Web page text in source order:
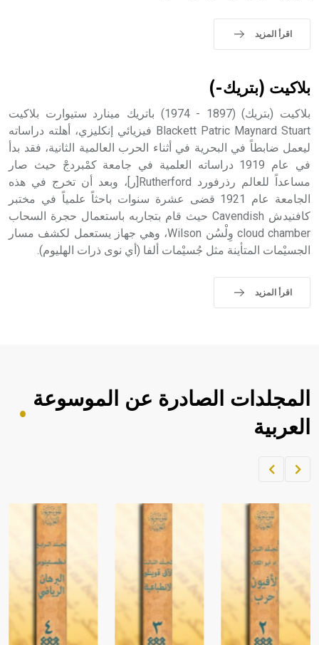
اقرأ المزيد
بلاكيت (بتريك-)
بلاكيت (بتريك) (1897 - 1974) باتريك مينارد ستيوارت بلاكيت
Blackett Patric Maynard Stuart فيزيائي إنكليزي، أهلته دراساته
ليعمل ضابطاً في البحرية في أثناء الحرب العالمية الثانية، فقد بدأ
في عام 1919 دراساته العلمية في جامعة كمْبردجْ حيث صار
مساعداً للعالم رذرفورد Rutherford[ر]، وبعد أن تخرج في هذه
الجامعة عام 1921 قضى عشرة سنوات باحثاً علمياً في مختبر
كافنيدش Cavendish حيث قام بتجاربه باستعمال حجرة السحاب
cloud chamber وِلْسُن Wilson، وهي جهاز يستعمل لكشف مسار
الجسيْمات المتأينة مثل جُسيْمات ألفا (أي نوى ذرات الهليوم).
اقرأ المزيد
المجلدات الصادرة عن الموسوعة
العربية